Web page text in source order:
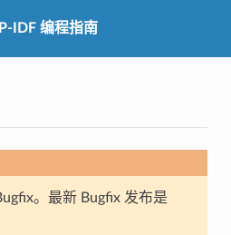
IDF 编程指南
。最新 Bugfix 发布是